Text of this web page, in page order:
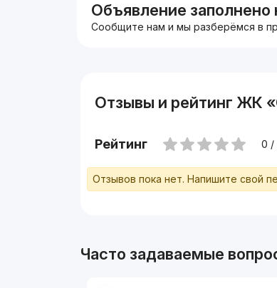
Объявление заполнено
Сообщите нам и мы разберёмся в
Отзывы и рейтинг ЖК
Рейтинг 0 /
Отзывов пока нет. Напишите свой
Часто задаваемые